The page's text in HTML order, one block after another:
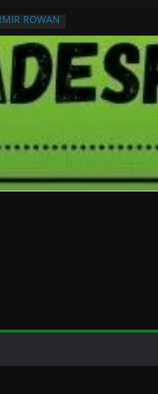
ROWAN